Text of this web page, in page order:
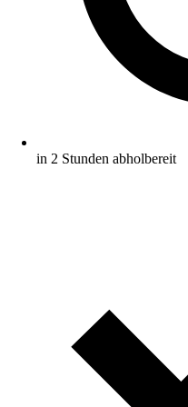
in 2 Stunden abholbereit